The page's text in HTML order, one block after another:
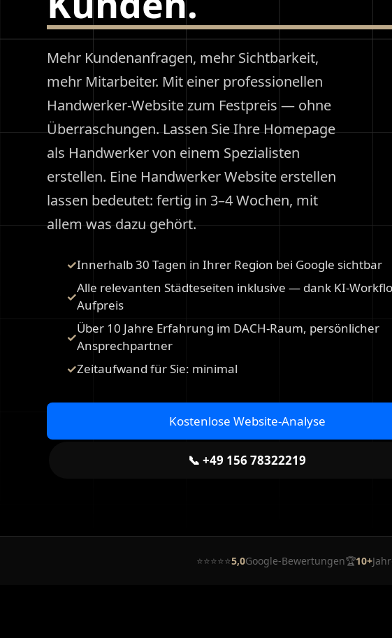
Mehr Kundenanfragen, mehr Sichtbarkeit,
mehr Mitarbeiter. Mit einer professionellen
Handwerker-Website zum Festpreis — ohne
Überraschungen. Lassen Sie Ihre Homepage
als Handwerker von einem Spezialisten
erstellen. Eine Handwerker Website erstellen
lassen bedeutet: fertig in 3–4 Wochen, mit
allem was dazu gehört.
Innerhalb 30 Tagen in Ihrer Region bei Google sichtbar
Alle relevanten Städteseiten inklusive — dank KI-
Aufpreis
Über 10 Jahre Erfahrung im DACH-Raum, persönlicher
Ansprechpartner
Zeitaufwand für Sie: minimal
Kostenlose Website-Analyse
📞 +49 156 78322219
⭐⭐⭐⭐⭐5,0Google-Bewertungen🏆10+